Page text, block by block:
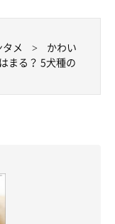
メ
かわい
まる？ 5犬種の